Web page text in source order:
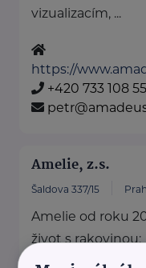
vizualizacím, ...
https://
+420 733 108
Amelie, z.s.
Šaldova 337/15
Amelie od roku
život s rakovinou: